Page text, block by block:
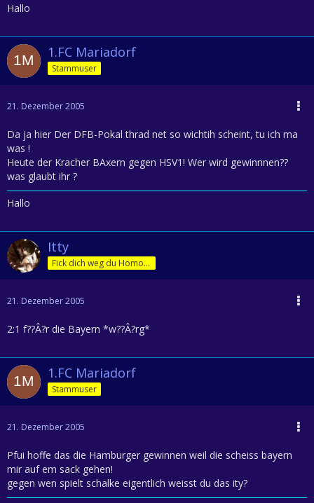
Hallo
1.FC Mariadorf
Stammuser
21. Dezember 2005
Da ja hier Der DFB-Pokal thrad net so wichtih scheint, tu ich ma
was !
Heute der Kracher BAxern gegen HSV1! Wer wird gewinnnen??
was glaubt ihr ?
Hallo
Itty
Fick dich weg du Homofürst
21. Dezember 2005
2:1 f??Â?r die Bayern *w??Â?rg*
1.FC Mariadorf
Stammuser
21. Dezember 2005
Pfui hoffe das die Hamburger gewinnen weil die scheiss bayern
mir auf em sack gehen!
gegen wen spielt schalke eigentlich weisst du das ity?